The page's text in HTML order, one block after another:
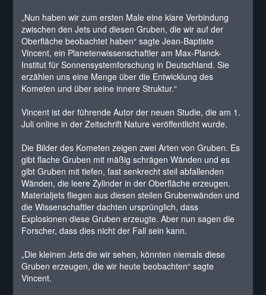
„Nun haben wir zum ersten Male eine klare Verbindung
zwischen den Jets und diesen Gruben, die wir auf der
Oberfläche beobachtet haben“ sagte Jean-Baptiste
Vincent, ein Planetenwissenschaftler am Max-Planck-
Institut für Sonnensystemforschung in Deutschland. Sie
erzählen uns eine Menge über die Entwicklung des
Kometen und über seine innere Struktur.“
Vincent ist der führende Autor der neuen Studie, die am 1.
Juli online in der Zeitschrift Nature veröffentlicht wurde.
Die Bilder des Kometen zeigen zwei Arten von Gruben. Es
gibt flache Gruben mit mäßig schrägen Wänden und es
gibt Gruben mit tiefen, fast senkrecht steil abfallenden
Wänden, die leere Zylinder in der Oberfläche erzeugen.
Materialjets fliegen aus diesen steilen Grubenwänden und
die Wissenschaftler dachten ursprünglich, dass
Explosionen diese Gruben erzeugte. Aber nun sagen die
Forscher, dass dies nicht der Fall sein kann.
„Die kleinen Jets die wir sehen, könnten niemals diese
Gruben erzeugen, die wir heute beobachten“ sagte
Vincent.